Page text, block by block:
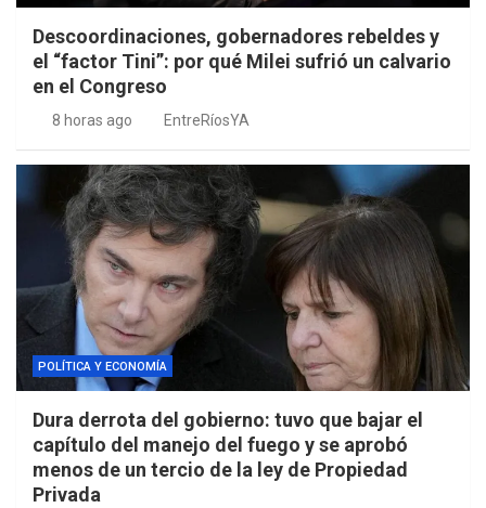
Descoordinaciones, gobernadores rebeldes y
el “factor Tini”: por qué Milei sufrió un calvario
en el Congreso
8 horas ago EntreRíosYA
POLÍTICA Y ECONOMÍA
Dura derrota del gobierno: tuvo que bajar el
capítulo del manejo del fuego y se aprobó
menos de un tercio de la ley de Propiedad
Privada